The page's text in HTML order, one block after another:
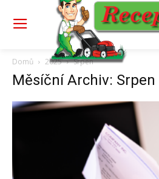
Domů 2025 Srpen
Měsíční Archiv: Srpen